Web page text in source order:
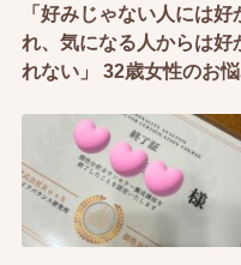
「好みじゃない人には好
れ、気になる人からは好
れない」 32歳女性のお